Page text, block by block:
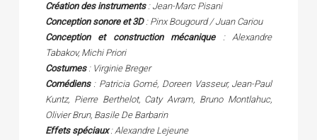
Création des instruments: Jean-Marc Pisani
Conception sonore et 3D: Pinx Bougourd / Juan Cariou
Conception et construction mécanique: Alexandre
Tabakov, Michi Priori
Costumes: Virginie Breger
Comédiens: Patricia Gomé, Doreen Vasseur, Jean-Paul
Kuntz, Pierre Berthelot, Caty Avram, Bruno Montlahuc,
Olivier Brun, Basile De Barbarin
Effets spéciaux: Alexandre Lejeune